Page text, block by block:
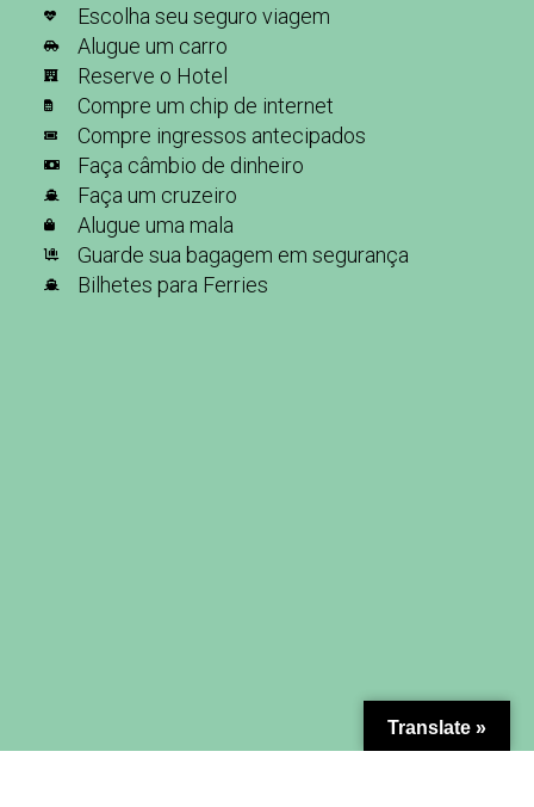
Escolha seu seguro viagem
Alugue um carro
Reserve o Hotel
Compre um chip de internet
Compre ingressos antecipados
Faça câmbio de dinheiro
Faça um cruzeiro
Alugue uma mala
Guarde sua bagagem em segurança
Bilhetes para Ferries
Translate »